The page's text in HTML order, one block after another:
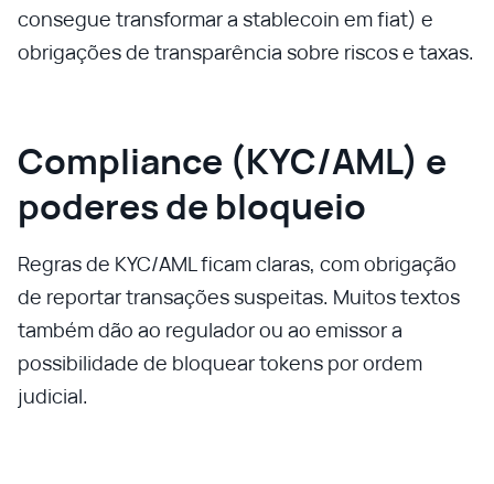
consegue transformar a stablecoin em fiat) e
obrigações de transparência sobre riscos e taxas.
Compliance (KYC/AML) e
poderes de bloqueio
Regras de KYC/AML ficam claras, com obrigação
de reportar transações suspeitas. Muitos textos
também dão ao regulador ou ao emissor a
possibilidade de bloquear tokens por ordem
judicial.